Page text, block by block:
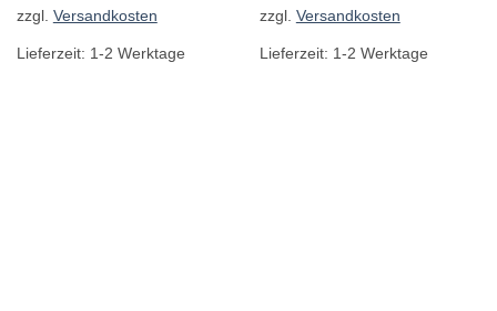
zzgl. Versandkosten
Lieferzeit: 1-2 Werktage
zzgl. Versandkosten
Lieferzeit: 1-2 Werktage